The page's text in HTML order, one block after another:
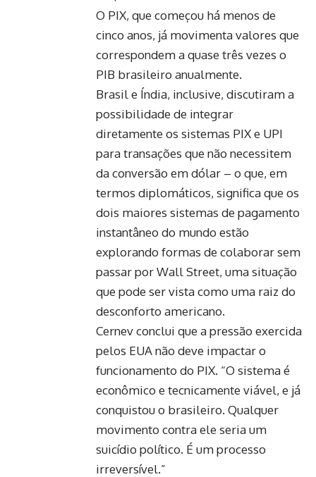
O PIX, que começou há menos de
cinco anos, já movimenta valores que
correspondem a quase três vezes o
PIB brasileiro anualmente.
Brasil e Índia, inclusive, discutiram a
possibilidade de integrar
diretamente os sistemas PIX e UPI
para transações que não necessitem
da conversão em dólar – o que, em
termos diplomáticos, significa que os
dois maiores sistemas de pagamento
instantâneo do mundo estão
explorando formas de colaborar sem
passar por Wall Street, uma situação
que pode ser vista como uma raiz do
desconforto americano.
Cernev conclui que a pressão exercida
pelos EUA não deve impactar o
funcionamento do PIX. “O sistema é
econômico e tecnicamente viável, e já
conquistou o brasileiro. Qualquer
movimento contra ele seria um
suicídio político. É um processo
irreversível.”